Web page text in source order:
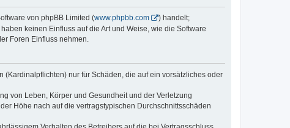
von phpBB Limited (www.phpbb.com
) handelt;
keinen Einfluss auf die Art und Weise, wie die Software
Foren Einfluss nehmen.
(Kardinalpflichten) nur für Schäden, die auf ein vorsätzliches oder
von Leben, Körper und Gesundheit und der Verletzung
Höhe nach auf die vertragstypischen Durchschnittsschäden